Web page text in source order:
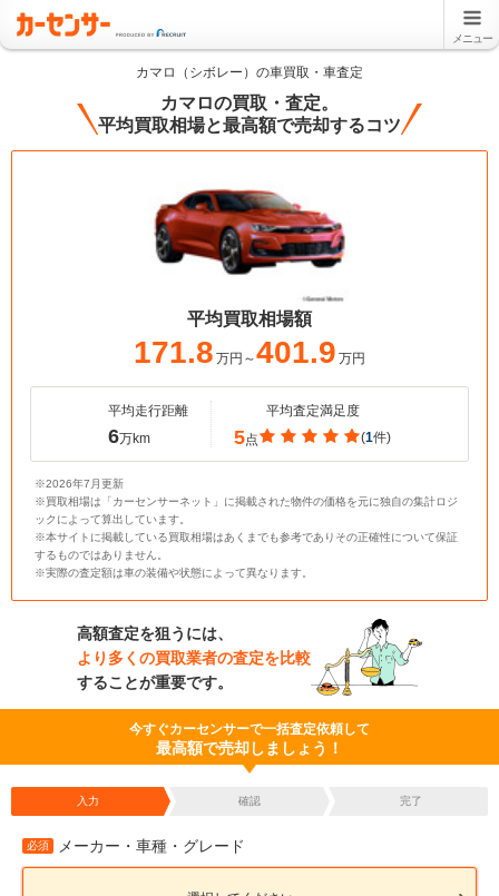
メニュー
カマロ（シボレー）の車買取・車査定
カマロの買取・査定。
平均買取相場と最高額で売却するコツ
平均買取相場額
171.8 万円～401.9 万円
平均走行距離
6万km
平均査定満足度
5点 (1件)
※2026年7月更新
※買取相場は「カーセンサーネット」に掲載された物件の価格を元に独自の集計ロジ
ックによって算出しています。
※本サイトに掲載している買取相場はあくまでも参考でありその正確性について保証
するものではありません。
※実際の査定額は車の装備や状態によって異なります。
高額査定を狙うには、
より多くの買取業者の査定を比較
することが重要です。
今すぐカーセンサーで一括査定依頼して
最高額で売却しましょう！
入力 確認 完了
必須 メーカー・車種・グレード